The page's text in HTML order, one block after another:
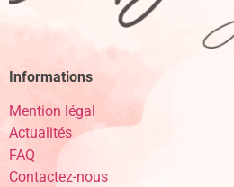
Informations
Mention légal
Actualités
FAQ
Contactez-nous